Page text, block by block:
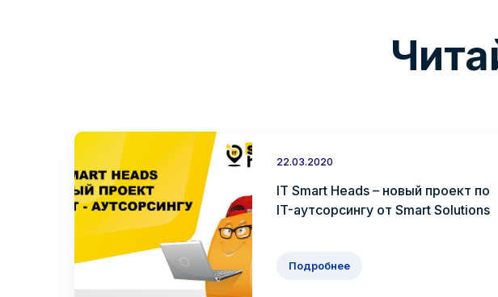
22.03.2020
IT Smart Heads – новый проект по
IT-аутсорсингу от Smart Solutions
Подробнее